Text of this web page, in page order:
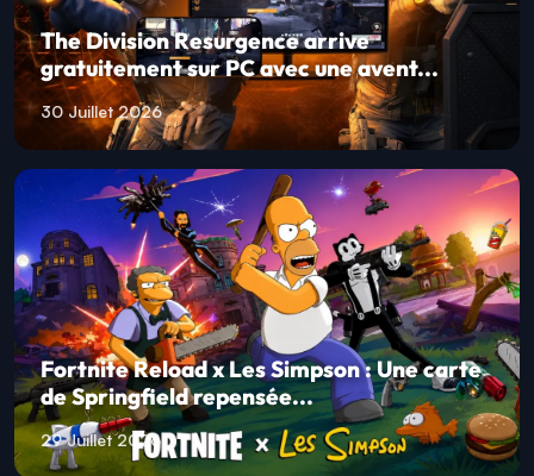
The Division Resurgence arrive
gratuitement sur PC avec une avent...
30 Juillet 2026
Fortnite Reload x Les Simpson : Une carte
de Springfield repensée...
29 Juillet 2026